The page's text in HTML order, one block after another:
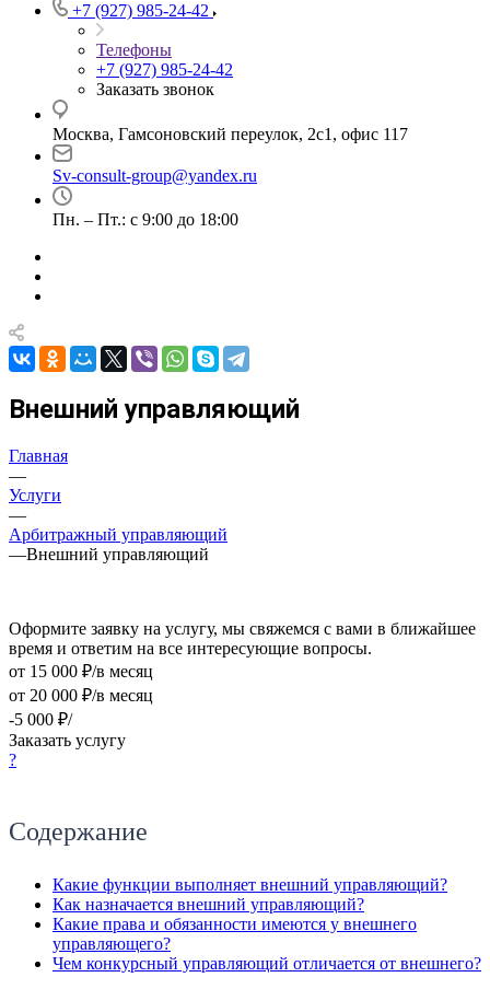
+7 (927) 985-24-42
Телефоны
+7 (927) 985-24-42
Заказать звонок
Москва, Гамсоновский переулок, 2с1, офис 117
Sv-consult-group@yandex.ru
Пн. – Пт.: с 9:00 до 18:00
Внешний управляющий
Главная
—
Услуги
—
Арбитражный управляющий
—Внешний управляющий
Оформите заявку на услугу, мы свяжемся с вами в ближайшее
время и ответим на все интересующие вопросы.
от 15 000 ₽/в месяц
от 20 000 ₽/в месяц
-5 000 ₽/
Заказать услугу
?
Содержание
Какие функции выполняет внешний управляющий?
Как назначается внешний управляющий?
Какие права и обязанности имеются у внешнего
управляющего?
Чем конкурсный управляющий отличается от внешнего?